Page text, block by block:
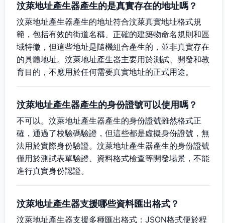
汶萊地址產生器產生的是真實存在的地址嗎？
汶萊地址產生器產生的地址符合汶萊真實地址格式規
範，包括有效的街道名稱、正確的建築物命名規則和區
域特徵，但這些地址是隨機組合產生的，並非真實存在
的具體地址。汶萊地址產生器主要用於測試、開發和教
育目的，不應用於任何需要真實地址的正式用途。
汶萊地址產生器產生的身份證號可以使用嗎？
不可以。汶萊地址產生器產生的身份證號雖然格式正
確，通過了校驗碼驗證，但這些都是虛擬身份證號，無
法用於實際身份驗證。汶萊地址產生器產生的身份證號
僅用於測試表單驗證、資料格式檢查等開發場景，不能
進行真實身份認證。
汶萊地址產生器支援哪些資料匯出格式？
汶萊地址產生器支援多種匯出格式：JSON格式便於程